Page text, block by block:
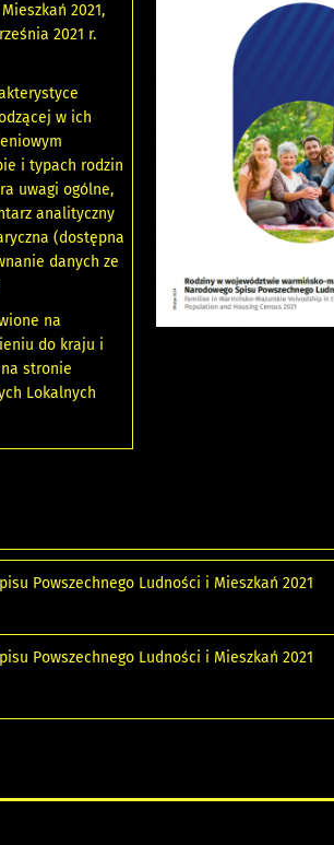
2021,
2021 r.
w ich
i typach rodzin
uwagi ogólne,
analityczny
(dostępna
danych ze
na
do kraju i
stronie
Lokalnych
Powszechnego Ludności i Mieszkań 2021
Powszechnego Ludności i Mieszkań 2021